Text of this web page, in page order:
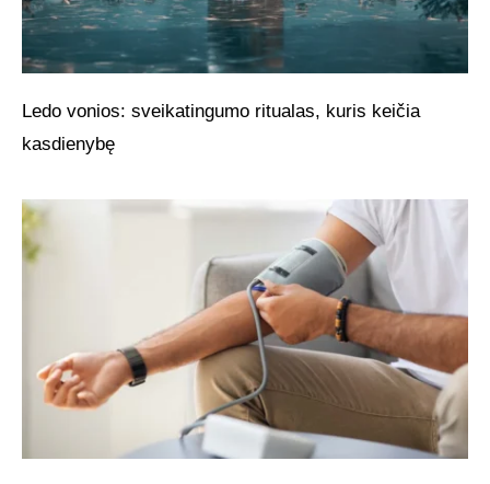
Ledo vonios: sveikatingumo ritualas, kuris keičia
kasdienybę